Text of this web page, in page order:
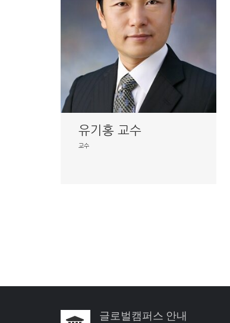
유기홍 교수
교수
글로벌캠퍼스 안내